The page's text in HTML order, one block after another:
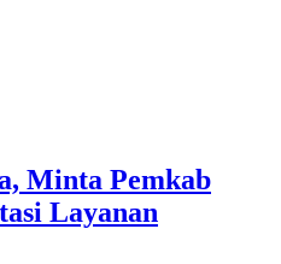
Minta Pemkab
Layanan